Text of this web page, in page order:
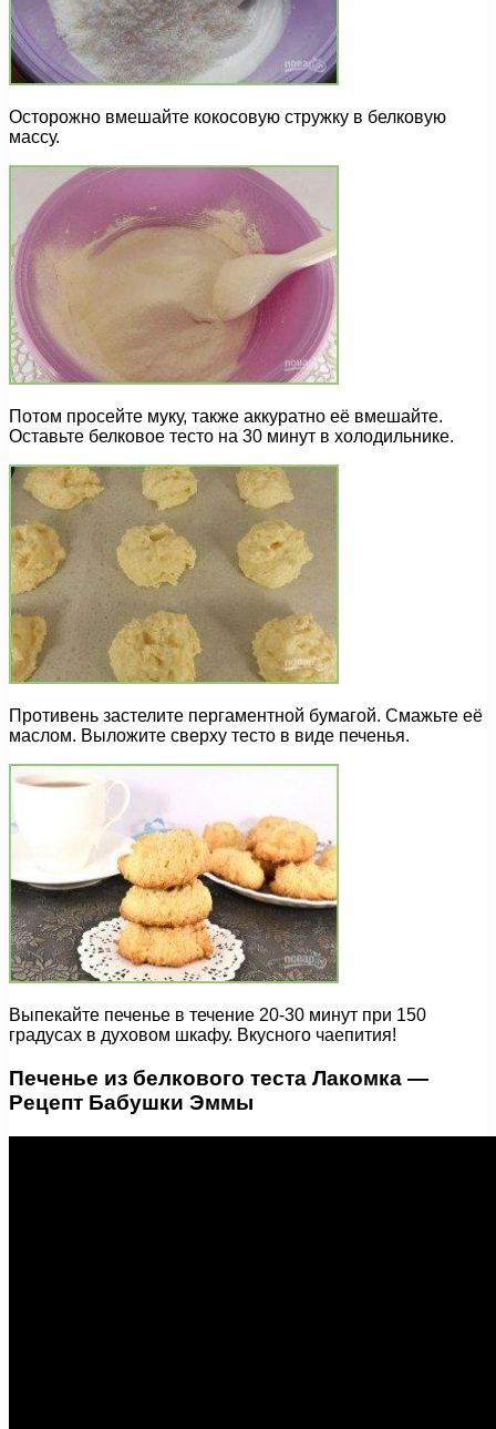
Осторожно вмешайте кокосовую стружку в белковую
массу.
Потом просейте муку, также аккуратно её вмешайте.
Оставьте белковое тесто на 30 минут в холодильнике.
Противень застелите пергаментной бумагой. Смажьте её
маслом. Выложите сверху тесто в виде печенья.
Выпекайте печенье в течение 20-30 минут при 150
градусах в духовом шкафу. Вкусного чаепития!
Печенье из белкового теста Лакомка —
Рецепт Бабушки Эммы